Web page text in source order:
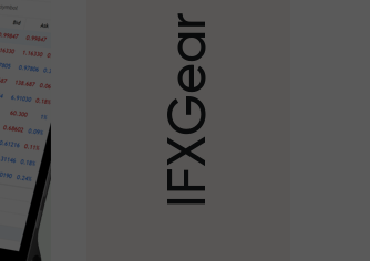
I
F
X
G
e
a
r